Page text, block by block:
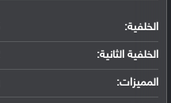
الخلفية:
الخلفية الثانية:
المميزات: